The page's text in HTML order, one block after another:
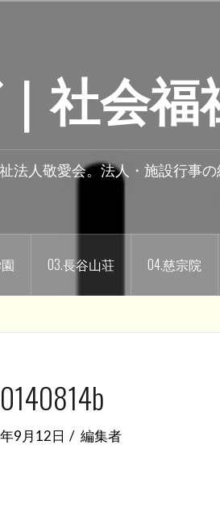
社会
法人敬愛会。法人・施設行事
03.長谷山荘 04.慈宗院
9月12日 編集者